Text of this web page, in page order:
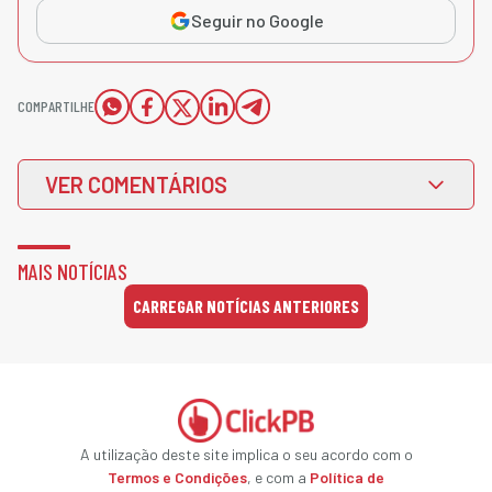
Seguir no Google
COMPARTILHE
VER COMENTÁRIOS
MAIS NOTÍCIAS
CARREGAR NOTÍCIAS ANTERIORES
A utilização deste site implica o seu acordo com o
Termos e Condições, e com a Política de